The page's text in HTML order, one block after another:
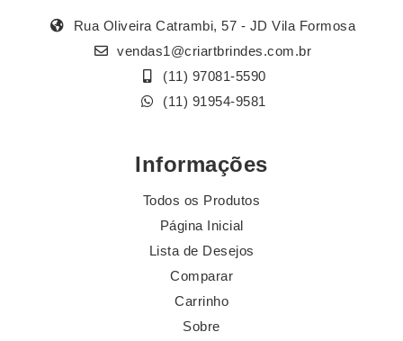
Rua Oliveira Catrambi, 57 - JD Vila Formosa
vendas1@criartbrindes.com.br
(11) 97081-5590
(11) 91954-9581
Informações
Todos os Produtos
Página Inicial
Lista de Desejos
Comparar
Carrinho
Sobre